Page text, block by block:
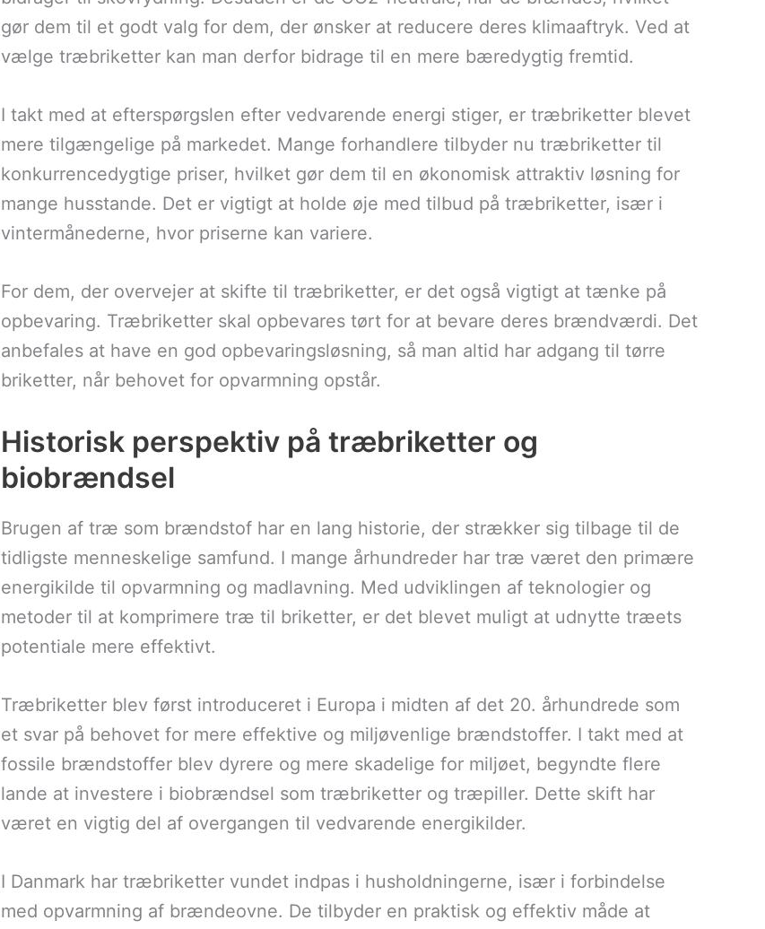
gør dem til et godt valg for dem, der ønsker at reducere deres klimaaftryk. Ved at
vælge træbriketter kan man derfor bidrage til en mere bæredygtig fremtid.
I takt med at efterspørgslen efter vedvarende energi stiger, er træbriketter blevet
mere tilgængelige på markedet. Mange forhandlere tilbyder nu træbriketter til
konkurrencedygtige priser, hvilket gør dem til en økonomisk attraktiv løsning for
mange husstande. Det er vigtigt at holde øje med tilbud på træbriketter, især i
vintermånederne, hvor priserne kan variere.
For dem, der overvejer at skifte til træbriketter, er det også vigtigt at tænke på
opbevaring. Træbriketter skal opbevares tørt for at bevare deres brændværdi. Det
anbefales at have en god opbevaringsløsning, så man altid har adgang til tørre
briketter, når behovet for opvarmning opstår.
Historisk perspektiv på træbriketter og
biobrændsel
Brugen af træ som brændstof har en lang historie, der strækker sig tilbage til de
tidligste menneskelige samfund. I mange århundreder har træ været den primære
energikilde til opvarmning og madlavning. Med udviklingen af teknologier og
metoder til at komprimere træ til briketter, er det blevet muligt at udnytte træets
potentiale mere effektivt.
Træbriketter blev først introduceret i Europa i midten af det 20. århundrede som
et svar på behovet for mere effektive og miljøvenlige brændstoffer. I takt med at
fossile brændstoffer blev dyrere og mere skadelige for miljøet, begyndte flere
lande at investere i biobrændsel som træbriketter og træpiller. Dette skift har
været en vigtig del af overgangen til vedvarende energikilder.
I Danmark har træbriketter vundet indpas i husholdningerne, især i forbindelse
med opvarmning af brændeovne. De tilbyder en praktisk og effektiv måde at